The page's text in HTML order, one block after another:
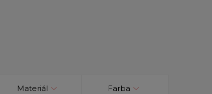
Materiál Farba